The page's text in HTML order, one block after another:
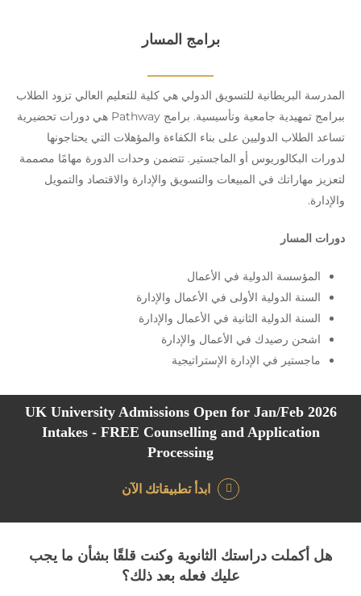
برامج المسار
المدرسة البريطانية للتسويق الدولي هي كلية للتعليم العالي تزود الطلاب
ببرامج تمهيدية جامعية وتأسيسية. برامج Pathway هي دورات تحضيرية
تساعد الطلاب الدوليين على بناء الكفاءة والمؤهلات التي يحتاجونها
لدورات البكالوريوس أو الماجستير. تتضمن وحدات الدورة مهامًا مصممة
لتعزيز مهاراتك في المبيعات والتسويق والإدارة والاقتصاد والتمويل
والإدارة.
دورات المسار
المؤسسة الدولية في الأعمال
السنة الدولية الأولى في الأعمال والإدارة
السنة الدولية الثانية في الأعمال والإدارة
اشحن رصيدك في الأعمال والإدارة
ماجستير في الإدارة الإستراتيجية
UK University Admissions Open for Jan/Feb 2026
Intakes - FREE Counselling and Application
Processing
ابدأ تطبيقاتك الآن
هل أكملت دراستك الثانوية وكنت قلقًا بشأن ما يجب
عليك فعله بعد ذلك؟